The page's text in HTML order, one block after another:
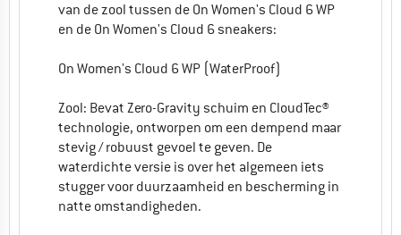
van de zool tussen de On Women's Cloud 6 WP
en de On Women's Cloud 6 sneakers:
On Women's Cloud 6 WP (WaterProof)
Zool: Bevat Zero-Gravity schuim en CloudTec®
technologie, ontworpen om een dempend maar
stevig / robuust gevoel te geven. De
waterdichte versie is over het algemeen iets
stugger voor duurzaamheid en bescherming in
natte omstandigheden.